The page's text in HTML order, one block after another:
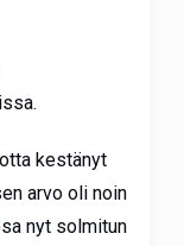
kestänyt
arvo oli noin
nyt solmitun